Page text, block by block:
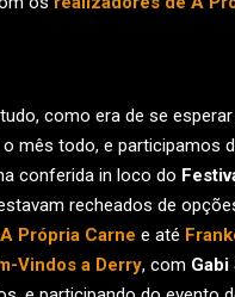
como era de se
mês todo, e participamos
conferida in loco do
recheados de
A Própria Carne e até
Vindos a Derry, com Gabi